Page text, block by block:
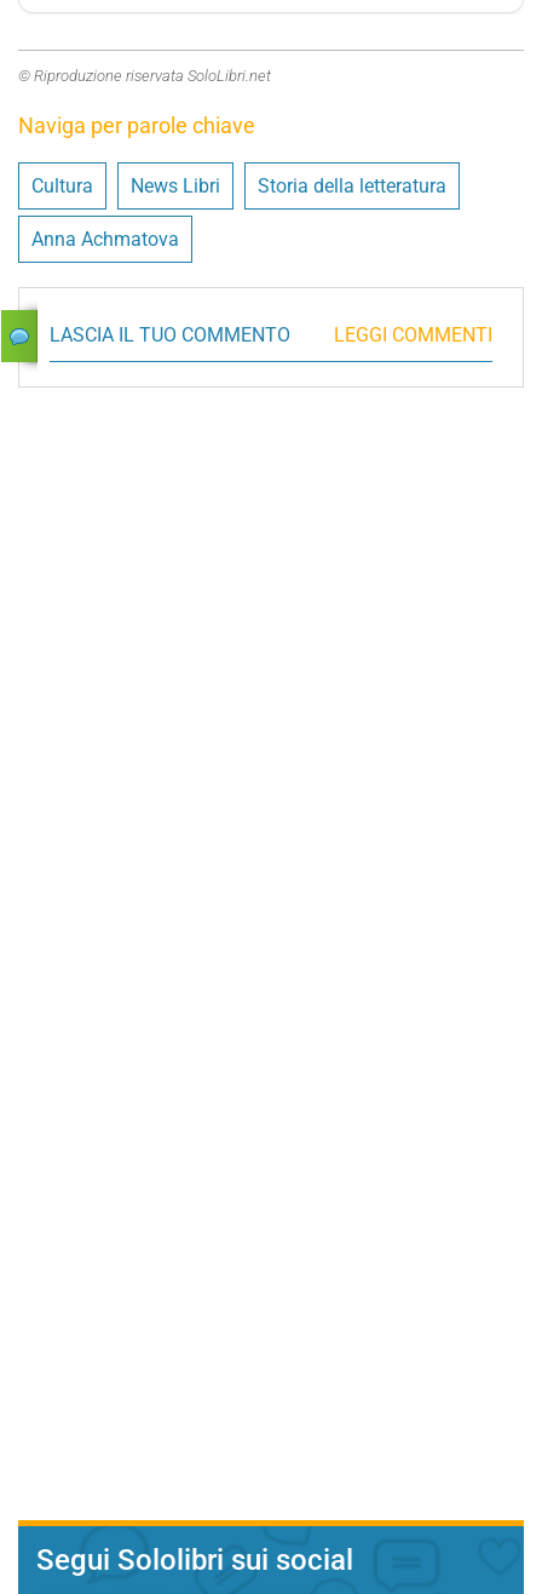
© Riproduzione riservata SoloLibri.net
Naviga per parole chiave
Cultura News Libri Storia della letteratura
Anna Achmatova
LASCIA IL TUO COMMENTO LEGGI COMMENTI
Segui Sololibri sui social